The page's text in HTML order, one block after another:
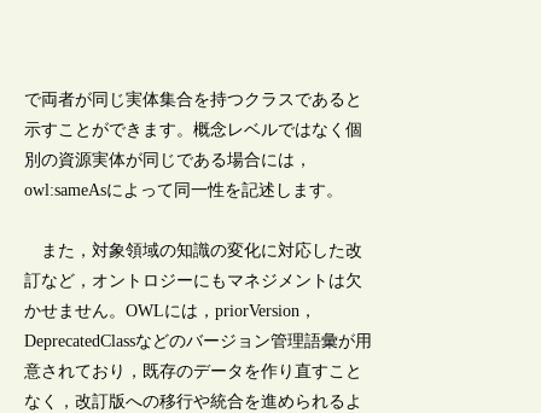
で両者が同じ実体集合を持つクラスであると
示すことができます。概念レベルではなく個
別の資源実体が同じである場合には，
owl:sameAsによって同一性を記述します。
また，対象領域の知識の変化に対応した改
訂など，オントロジーにもマネジメントは欠
かせません。OWLには，priorVersion，
DeprecatedClassなどのバージョン管理語彙が用
意されており，既存のデータを作り直すこと
なく，改訂版への移行や統合を進められるよ